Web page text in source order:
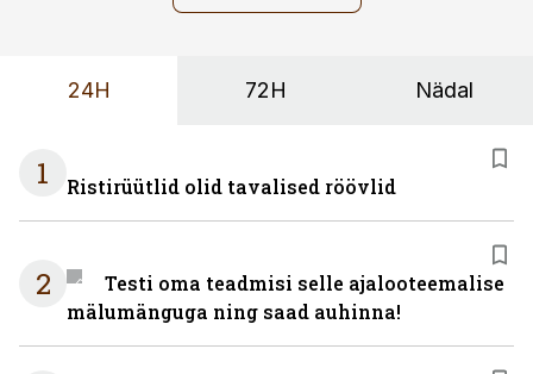
24H 72H Nädal
1 Ristirüütlid olid tavalised röövlid
2
Testi oma teadmisi selle ajalooteemalise
mälumänguga ning saad auhinna!